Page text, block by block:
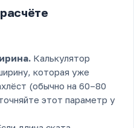
Калькулятор
которая уже
(обычно на 60–80
этот параметр у